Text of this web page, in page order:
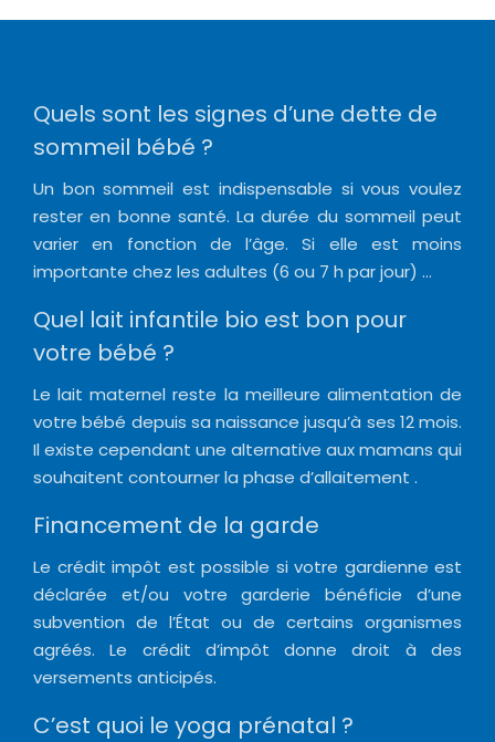
Quels sont les signes d’une dette de
sommeil bébé ?
Un bon sommeil est indispensable si vous voulez
rester en bonne santé. La durée du sommeil peut
varier en fonction de l’âge. Si elle est moins
importante chez les adultes (6 ou 7 h par jour) …
Quel lait infantile bio est bon pour
votre bébé ?
Le lait maternel reste la meilleure alimentation de
votre bébé depuis sa naissance jusqu’à ses 12 mois.
Il existe cependant une alternative aux mamans qui
souhaitent contourner la phase d’allaitement .
Financement de la garde
Le crédit impôt est possible si votre gardienne est
déclarée et/ou votre garderie bénéficie d’une
subvention de l’État ou de certains organismes
agréés. Le crédit d’impôt donne droit à des
versements anticipés.
C’est quoi le yoga prénatal ?